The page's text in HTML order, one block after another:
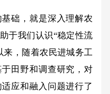
础，就是深入理解农
于我们认识“稳定性流
来，随着农民进城务工
田野和调查研究，对
应和融入问题进行了